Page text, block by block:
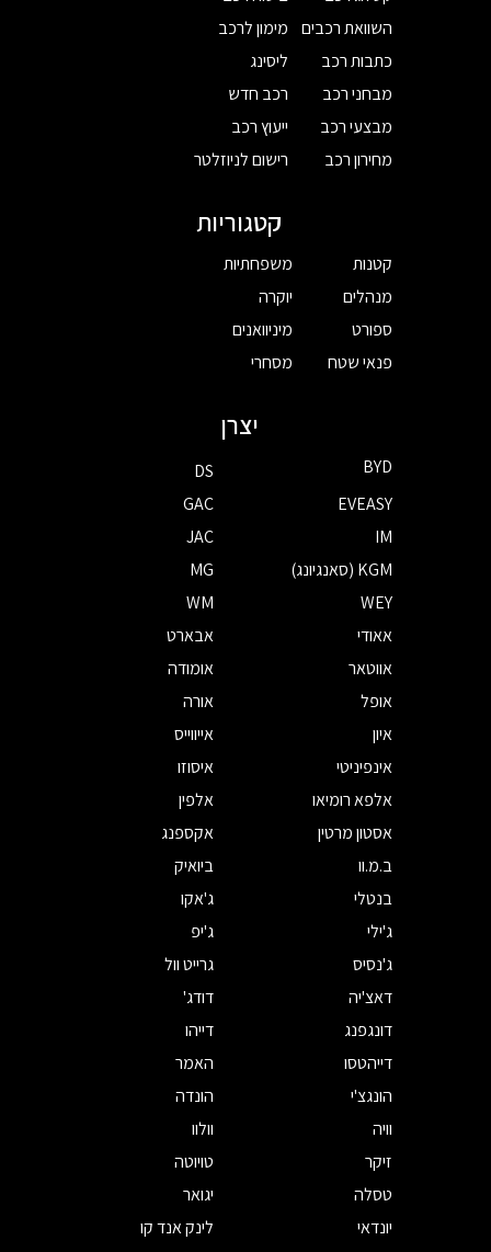
השוואת רכבים
כתבות רכב
מבחני רכב
מבצעי רכב
מחירון רכב
מימון לרכב
ליסינג
רכב חדש
ייעוץ רכב
רישום לניוזלטר
קטגוריות
קטנות
מנהלים
ספורט
פנאי שטח
משפחתיות
יוקרה
מיניוואנים
מסחרי
יצרן
BYD
DS
EVEASY
GAC
IM
JAC
KGM (סאנגיונג)
MG
WEY
WM
אאודי
אבארט
אווטאר
אומודה
אופל
אורה
איון
אייווייס
אינפיניטי
איסוזו
אלפא רומיאו
אלפין
אסטון מרטין
אקספנג
ב.מ.וו
ביואיק
בנטלי
ג'אקו
ג'ילי
ג'יפ
ג'נסיס
גרייט וול
דאצ'יה
דודג'
דונגפנג
דייהו
דייהטסו
האמר
הונגצ'י
הונדה
וויה
וולוו
זיקר
טויוטה
טסלה
יגואר
יונדאי
לינק אנד קו